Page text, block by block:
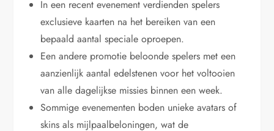
In een recent evenement verdienden spelers
exclusieve kaarten na het bereiken van een
bepaald aantal speciale oproepen.
Een andere promotie beloonde spelers met een
aanzienlijk aantal edelstenen voor het voltooien
van alle dagelijkse missies binnen een week.
Sommige evenementen boden unieke avatars of
skins als mijlpaalbeloningen, wat de